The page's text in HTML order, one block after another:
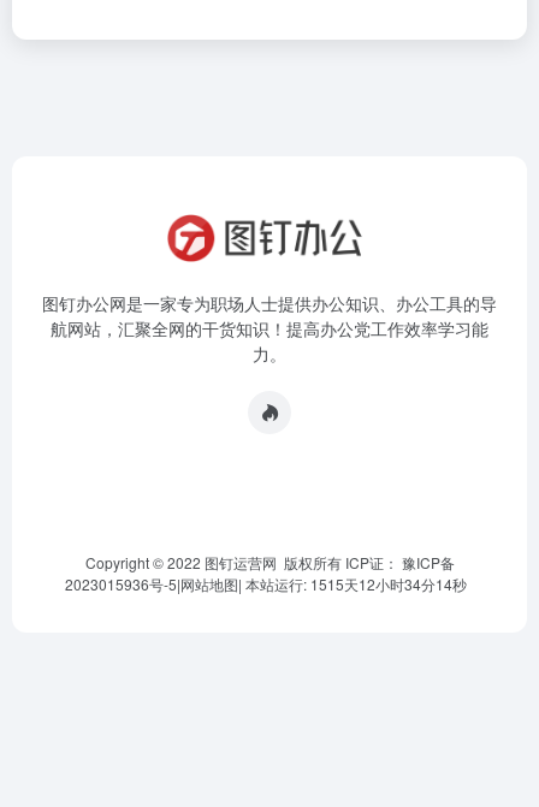
图钉办公网是一家专为职场人士提供办公知识、办公工具的导
航网站，汇聚全网的干货知识！提高办公党工作效率学习能
力。
Copyright © 2022 图钉运营网 版权所有 ICP证： 豫ICP备
2023015936号-5|网站地图| 本站运行: 1515天12小时34分14秒